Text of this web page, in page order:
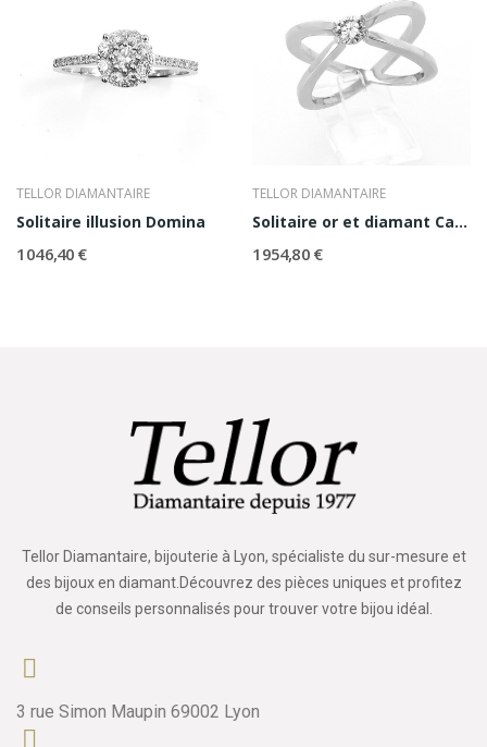
TELLOR DIAMANTAIRE
Solitaire illusion Domina
1 046,40 €
TELLOR DIAMANTAIRE
Solitaire or et diamant Cassandra
1 954,80 €
Tellor Diamantaire, bijouterie à Lyon, spécialiste du sur-mesure et
des bijoux en diamant.Découvrez des pièces uniques et profitez
de conseils personnalisés pour trouver votre bijou idéal.
3 rue Simon Maupin 69002 Lyon